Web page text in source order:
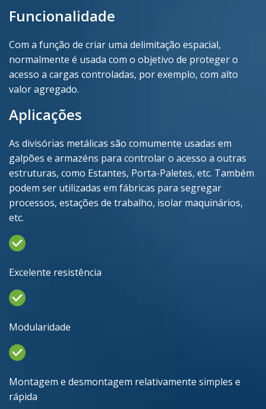
Funcionalidade
Com a função de criar uma delimitação espacial,
normalmente é usada com o objetivo de proteger o
acesso a cargas controladas, por exemplo, com alto
valor agregado.
Aplicações
As divisórias metálicas são comumente usadas em
galpões e armazéns para controlar o acesso a outras
estruturas, como Estantes, Porta-Paletes, etc. Também
podem ser utilizadas em fábricas para segregar
processos, estações de trabalho, isolar maquinários,
etc.
Excelente resistência
Modularidade
Montagem e desmontagem relativamente simples e
rápida